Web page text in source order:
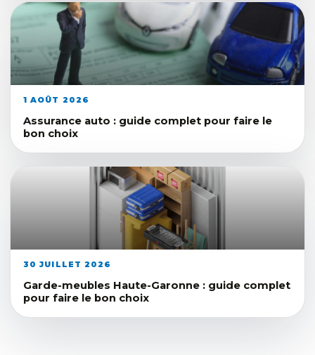
1 AOÛT 2026
Assurance auto : guide complet pour faire le
bon choix
30 JUILLET 2026
Garde-meubles Haute-Garonne : guide complet
pour faire le bon choix